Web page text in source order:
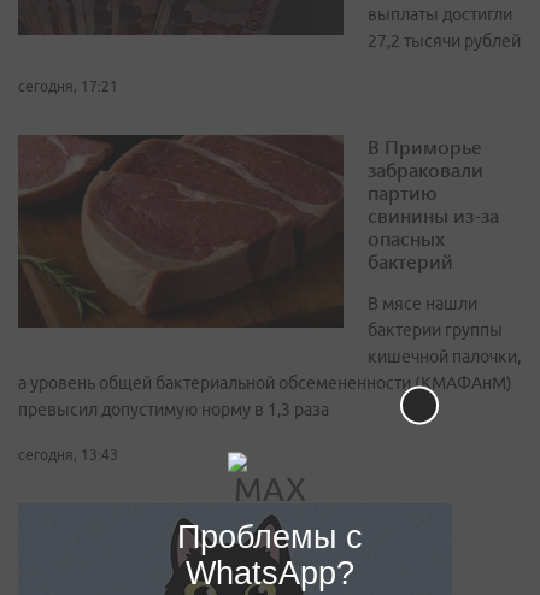
выплаты достигли
27,2 тысячи рублей
сегодня, 17:21
В Приморье
забраковали
партию
свинины из-за
опасных
бактерий
В мясе нашли
бактерии группы
кишечной палочки,
а уровень общей бактериальной обсемененности (КМАФАнМ)
превысил допустимую норму в 1,3 раза
сегодня, 13:43
Проблемы с
WhatsApp?